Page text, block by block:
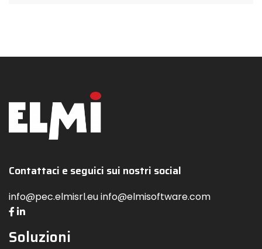
Contattaci e seguici sui nostri social
info@pec.elmisrl.eu info@elmisoftware.com
Soluzioni